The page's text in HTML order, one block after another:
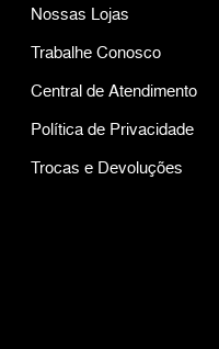
Nossas Lojas
Trabalhe Conosco
Central de Atendimento
Política de Privacidade
Trocas e Devoluções